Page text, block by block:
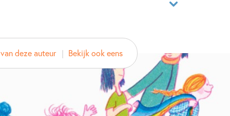
deze auteur Bekijk ook eens